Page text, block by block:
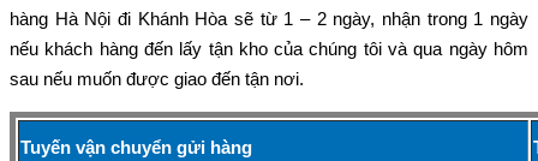
hàng Hà Nội đi Khánh Hòa sẽ từ 1 – 2 ngày, nhận trong 1 ngày
nếu khách hàng đến lấy tận kho của chúng tôi và qua ngày hôm
sau nếu muốn được giao đến tận nơi.
Tuyến vận chuyển gửi hàng